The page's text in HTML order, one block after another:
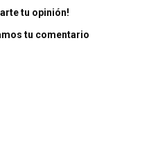
tu opinión!
tu comentario